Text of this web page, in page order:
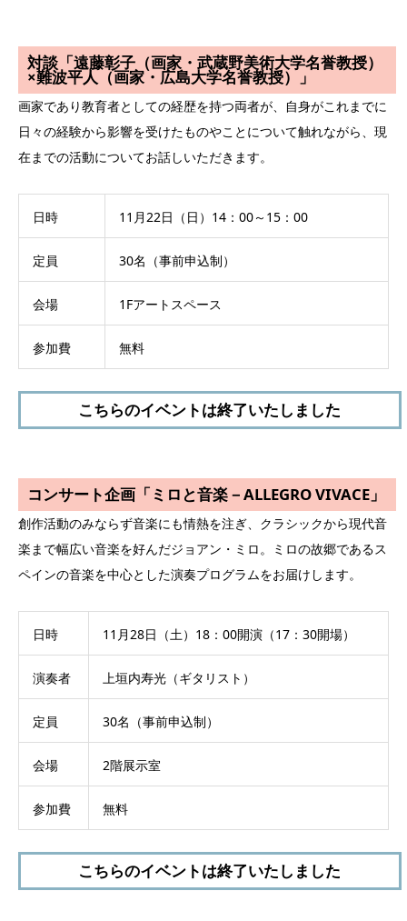
対談「遠藤彰子（画家・武蔵野美術大学名誉教授）
×難波平人（画家・広島大学名誉教授）」
画家であり教育者としての経歴を持つ両者が、自身がこれまでに
日々の経験から影響を受けたものやことについて触れながら、現
在までの活動についてお話しいただきます。
日時 11月22日（日）14：00～15：00
定員 30名（事前申込制）
会場 1Fアートスペース
参加費 無料
こちらのイベントは終了いたしました
コンサート企画「ミロと音楽－ALLEGRO VIVACE」
創作活動のみならず音楽にも情熱を注ぎ、クラシックから現代音
楽まで幅広い音楽を好んだジョアン・ミロ。ミロの故郷であるス
ペインの音楽を中心とした演奏プログラムをお届けします。
日時 11月28日（土）18：00開演（17：30開場）
演奏者 上垣内寿光（ギタリスト）
定員 30名（事前申込制）
会場 2階展示室
参加費 無料
こちらのイベントは終了いたしました